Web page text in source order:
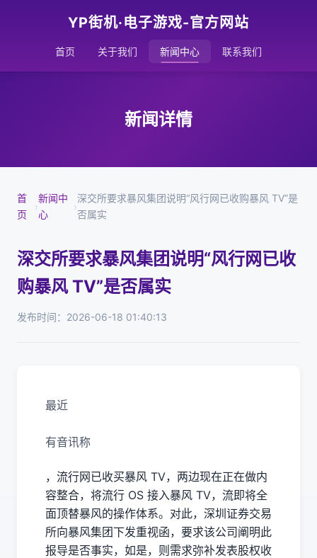
YP街机·电子游戏-官方网站
首页 关于我们 新闻中心 联系我们
新闻详情
首
页
›
新闻中
心
›
深交所要求暴风集团说明“风行网已收购暴风 TV”是
否属实
深交所要求暴风集团说明“风行网已收
购暴风 TV”是否属实
发布时间：2026-06-18 01:40:13
最近
有音讯称
，流行网已收买暴风 TV，两边现在正在做内
容整合，将流行 OS 接入暴风 TV，流即将全
面顶替暴风的操作体系。对此，深圳证券交易
所向暴风集团下发重视函，要求该公司阐明此
报导是否事实，如是，则需求弥补发表股权收